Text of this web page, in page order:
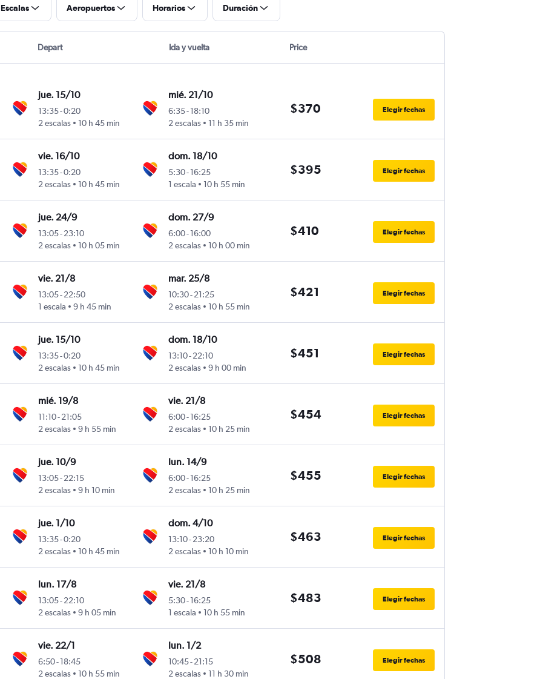
Escalas Aeropuertos Horarios Duración
Depart Ida y vuelta Price
jue. 15/10
13:35-0:20
2 escalas
10 h 45 min
mié. 21/10
6:35-18:10
2 escalas
11 h 35 min
$370 Elegir fechas
vie. 16/10
13:35-0:20
2 escalas
10 h 45 min
dom. 18/10
5:30-16:25
1 escala
10 h 55 min
$395 Elegir fechas
jue. 24/9
13:05-23:10
2 escalas
10 h 05 min
dom. 27/9
6:00-16:00
2 escalas
10 h 00 min
$410 Elegir fechas
vie. 21/8
13:05-22:50
1 escala
9 h 45 min
mar. 25/8
10:30-21:25
2 escalas
10 h 55 min
$421 Elegir fechas
jue. 15/10
13:35-0:20
2 escalas
10 h 45 min
dom. 18/10
13:10-22:10
2 escalas
9 h 00 min
$451 Elegir fechas
mié. 19/8
11:10-21:05
2 escalas
9 h 55 min
vie. 21/8
6:00-16:25
2 escalas
10 h 25 min
$454 Elegir fechas
jue. 10/9
13:05-22:15
2 escalas
9 h 10 min
lun. 14/9
6:00-16:25
2 escalas
10 h 25 min
$455 Elegir fechas
jue. 1/10
13:35-0:20
2 escalas
10 h 45 min
dom. 4/10
13:10-23:20
2 escalas
10 h 10 min
$463 Elegir fechas
lun. 17/8
13:05-22:10
2 escalas
9 h 05 min
vie. 21/8
5:30-16:25
1 escala
10 h 55 min
$483 Elegir fechas
vie. 22/1
6:50-18:45
2 escalas
10 h 55 min
lun. 1/2
10:45-21:15
2 escalas
11 h 30 min
$508 Elegir fechas